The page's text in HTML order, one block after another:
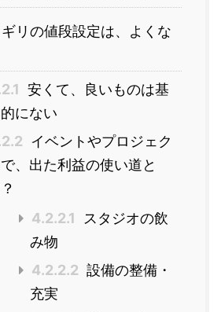
リの値段設定は、よくな
安くて、良いものは基
にない
イベントやプロジェク
で、出た利益の使い道と
4.2.2.1
スタジオの飲
み物
4.2.2.2 設備の整備・
充実